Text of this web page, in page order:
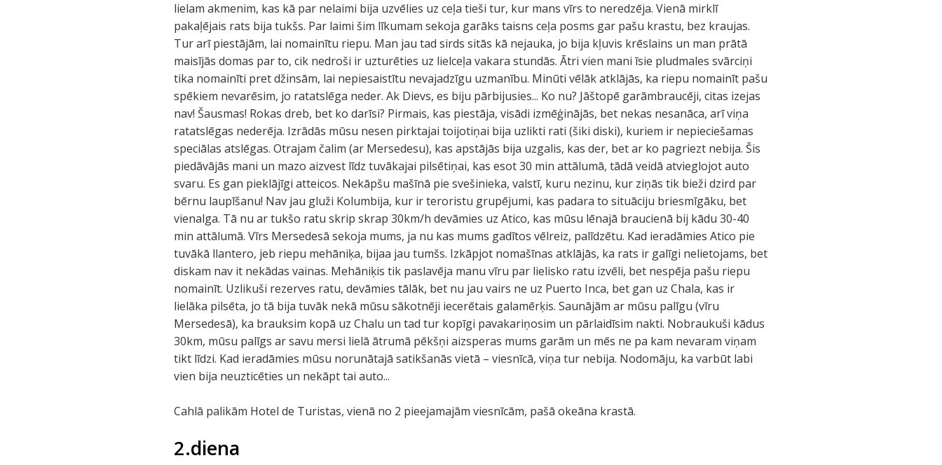
lielam akmenim, kas kā par nelaimi bija uzvēlies uz ceļa tieši tur, kur mans vīrs to neredzēja. Vienā mirklī
pakaļējais rats bija tukšs. Par laimi šim līkumam sekoja garāks taisns ceļa posms gar pašu krastu, bez kraujas.
Tur arī piestājām, lai nomainītu riepu. Man jau tad sirds sitās kā nejauka, jo bija kļuvis krēslains un man prātā
maisījās domas par to, cik nedroši ir uzturēties uz lielceļa vakara stundās. Ātri vien mani īsie pludmales svārciņi
tika nomainīti pret džinsām, lai nepiesaistītu nevajadzīgu uzmanību. Minūti vēlāk atklājās, ka riepu nomainīt pašu
spēkiem nevarēsim, jo ratatslēga neder. Ak Dievs, es biju pārbijusies... Ko nu? Jāštopē garāmbraucēji, citas izejas
nav! Šausmas! Rokas dreb, bet ko darīsi? Pirmais, kas piestāja, visādi izmēģinājās, bet nekas nesanāca, arī viņa
ratatslēgas nederēja. Izrādās mūsu nesen pirktajai toijotiņai bija uzlikti rati (šiki diski), kuriem ir nepieciešamas
speciālas atslēgas. Otrajam čalim (ar Mersedesu), kas apstājās bija uzgalis, kas der, bet ar ko pagriezt nebija. Šis
piedāvājās mani un mazo aizvest līdz tuvākajai pilsētiņai, kas esot 30 min attālumā, tādā veidā atvieglojot auto
svaru. Es gan pieklājīgi atteicos. Nekāpšu mašīnā pie svešinieka, valstī, kuru nezinu, kur ziņās tik bieži dzird par
bērnu laupīšanu! Nav jau gluži Kolumbija, kur ir teroristu grupējumi, kas padara to situāciju briesmīgāku, bet
vienalga. Tā nu ar tukšo ratu skrip skrap 30km/h devāmies uz Atico, kas mūsu lēnajā braucienā bij kādu 30-40
min attālumā. Vīrs Mersedesā sekoja mums, ja nu kas mums gadītos vēlreiz, palīdzētu. Kad ieradāmies Atico pie
tuvākā llantero, jeb riepu mehāniķa, bijaa jau tumšs. Izkāpjot nomašīnas atklājās, ka rats ir galīgi nelietojams, bet
diskam nav it nekādas vainas. Mehāniķis tik paslavēja manu vīru par lielisko ratu izvēli, bet nespēja pašu riepu
nomainīt. Uzlikuši rezerves ratu, devāmies tālāk, bet nu jau vairs ne uz Puerto Inca, bet gan uz Chala, kas ir
lielāka pilsēta, jo tā bija tuvāk nekā mūsu sākotnēji iecerētais galamērķis. Saunājām ar mūsu palīgu (vīru
Mersedesā), ka brauksim kopā uz Chalu un tad tur kopīgi pavakariņosim un pārlaidīsim nakti. Nobraukuši kādus
30km, mūsu palīgs ar savu mersi lielā ātrumā pēkšņi aizsperas mums garām un mēs ne pa kam nevaram viņam
tikt līdzi. Kad ieradāmies mūsu norunātajā satikšanās vietā – viesnīcā, viņa tur nebija. Nodomāju, ka varbūt labi
vien bija neuzticēties un nekāpt tai auto...
Cahlā palikām Hotel de Turistas, vienā no 2 pieejamajām viesnīcām, pašā okeāna krastā.
2.diena